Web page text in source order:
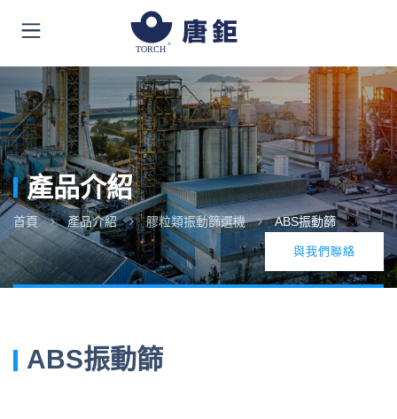
產品介紹
首頁 產品介紹 膠粒類振動篩選機 ABS振動篩
與我們聯絡
ABS振動篩